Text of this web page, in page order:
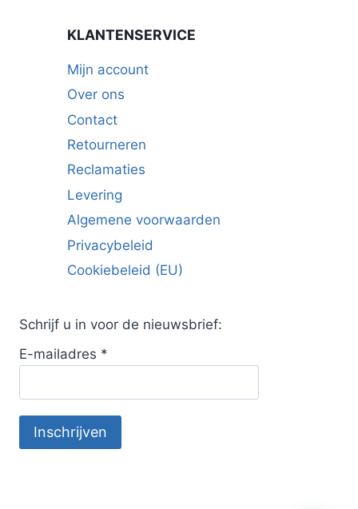
KLANTENSERVICE
Mijn account
Over ons
Contact
Retourneren
Reclamaties
Levering
Algemene voorwaarden
Privacybeleid
Cookiebeleid (EU)
Schrijf u in voor de nieuwsbrief:
E-mailadres *